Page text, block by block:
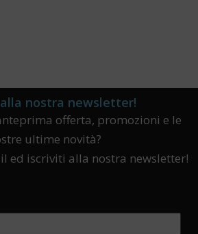
nostra newsletter!
offerta, promozioni e le
ultime novità?
ed iscriviti alla nostra newsletter!